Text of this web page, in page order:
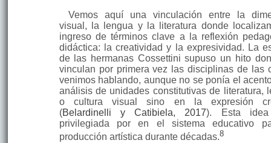
Vemos aquí una vinculación entre la
visual, la lengua y la literatura donde
ingreso de términos clave a la refle­xión
didáctica: la creatividad y la expresividad. La
de las hermanas Cossettini supuso un hito
vinculan por primera vez las disciplinas de las
venimos hablando, aun­que no se ponía el
análisis de unidades constitutivas de literatura,
o cultura visual sino en la expresión
(Belardinelli y Catibiela, 2017). Esta
privilegiada por en el sistema educativo
producción artística durante décadas.8